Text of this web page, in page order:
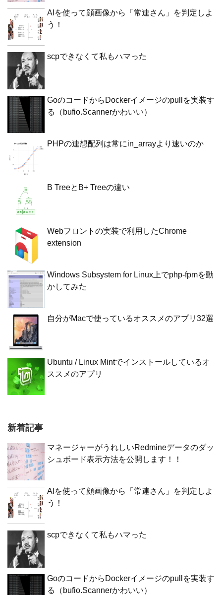
AIを使って顔画像から「常連さん」を判定しよ
う！
scpできなくて私もハマった
GoのコードからDockerイメージのpullを実装す
る（bufio.Scannerかわいい）
PHPの連想配列は常にin_arrayより速いのか
B TreeとB+ Treeの違い
Webフロントの実装で利用したChrome
extension
Windows Subsystem for Linux上でphp-fpmを動
かしてみた
自分がMacで使っているオススメのアプリ32選
Ubuntu / Linux Mintでインストールしているオ
ススメのアプリ
新着記事
マネージャーがうれしいRedmineデータのダッ
シュボード表示方法を公開します！！
AIを使って顔画像から「常連さん」を判定しよ
う！
scpできなくて私もハマった
GoのコードからDockerイメージのpullを実装す
る（bufio.Scannerかわいい）